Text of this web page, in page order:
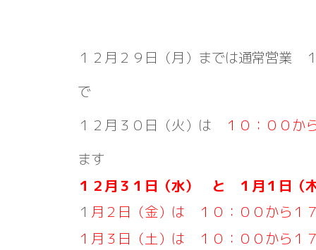
１２月２９日（月）までは通常営業
で
１２月３０日（火）は
１０：００か
ます
１２月３１日（水） と １月１日（
１ 月２日（金）は １０：００から１
１月３日（土）は １０：００から１